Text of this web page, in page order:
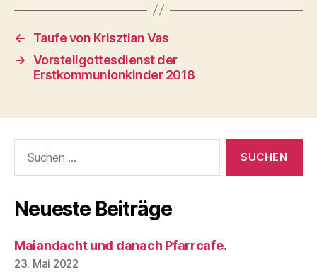
←
Taufe von Krisztian Vas
→ Vorstellgottesdienst der
Erstkommunionkinder 2018
nach:
Neueste Beiträge
Maiandacht und danach Pfarrcafe.
23. Mai 2022